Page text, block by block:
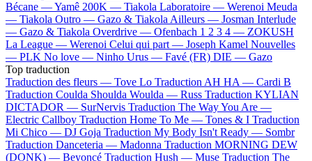
Bécane —Yamê 200K — Tiakola Laboratoire — Werenoi Meuda
— Tiakola Outro — Gazo & Tiakola Ailleurs — Josman Interlude
— Gazo & Tiakola Overdrive — Ofenbach 1 2 3 4 — ZOKUSH
La League — Werenoi Celui qui part — Joseph Kamel Nouvelles
— PLK No love — Ninho Urus — Favé (FR) DIE — Gazo
Top traduction
Traduction des fleurs — Tove Lo Traduction AH HA — Cardi B
Traduction Coulda Shoulda Woulda — Russ Traduction KYLIAN
DICTADOR — SurNervis Traduction The Way You Are —
Electric Callboy Traduction Home To Me — Tones & I Traduction
Mi Chico — DJ Goja Traduction My Body Isn't Ready — Sombr
Traduction Danceteria — Madonna Traduction MORNING DEW
(DONK) — Beyoncé Traduction Hush — Muse Traduction The